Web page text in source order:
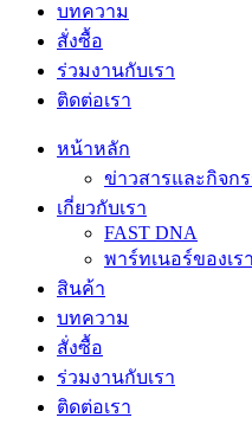
บทความ
สั่งซื้อ
ร่วมงานกับเรา
ติดต่อเรา
หน้าหลัก
ข่าวสารและกิจก
เกี่ยวกับเรา
FAST DNA
พาร์ทเนอร์ของเรา
สินค้า
บทความ
สั่งซื้อ
ร่วมงานกับเรา
ติดต่อเรา